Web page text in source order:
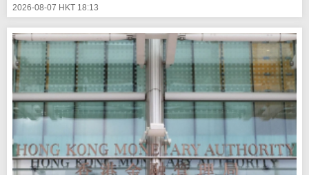
2026-08-07 HKT 18:13